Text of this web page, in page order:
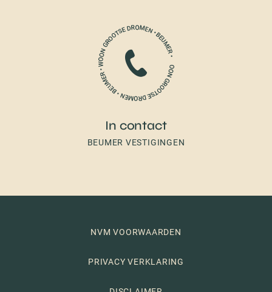
In contact
BEUMER VESTIGINGEN
NVM VOORWAARDEN
PRIVACY VERKLARING